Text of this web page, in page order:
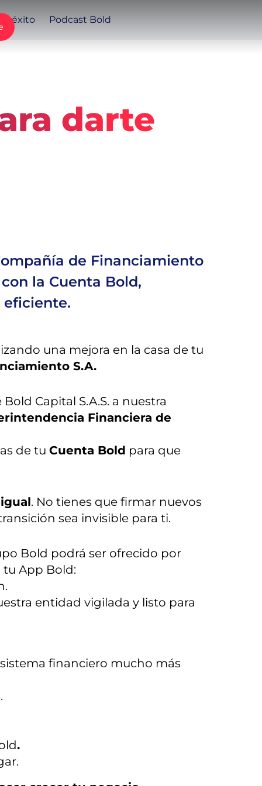
éxito Podcast Bold
darte
de Financiamiento
la Cuenta Bold,
eficiente.
una mejora en la casa de tu
S.A.
Capital S.A.S. a nuestra
Financiera de
de tu Cuenta Bold para que
. No tienes que firmar nuevos
sea invisible para ti.
Bold podrá ser ofrecido por
tu App Bold:
entidad vigilada y listo para
financiero mucho más
.